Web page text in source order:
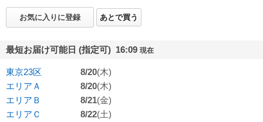
お気に入りに登録 あとで買う
最短お届け可能日 (指定可) 16:09 現在
東京23区 8/20(木)
エリアＡ
8/20(木)
エリアＢ
8/21(金)
エリアＣ
8/22(土)